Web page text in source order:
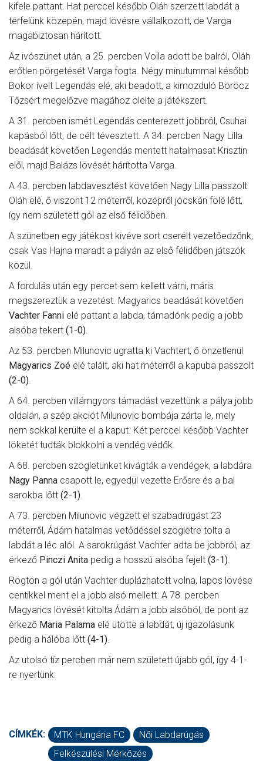
kifele pattant. Hat perccel később Oláh szerzett labdát a
térfelünk közepén, majd lövésre vállalkozott, de Varga
magabiztosan hárított.
Az ivószünet után, a 25. percben Voila adott be balról, Oláh
erőtlen pörgetését Varga fogta. Négy minutummal később
Bokor ívelt Legendás elé, aki beadott, a kimozduló Böröcz
Tőzsért megelőzve magához ölelte a játékszert.
A 31. percben ismét Legendás centerezett jobbról, Csuhai
kapásból lőtt, de célt tévesztett. A 34. percben Nagy Lilla
beadását követően Legendás mentett hatalmasat Krisztin
elől, majd Balázs lövését hárította Varga.
A 43. percben labdavesztést követően Nagy Lilla passzolt
Oláh elé, ő viszont 12 méterről, középről jócskán fölé lőtt,
így nem született gól az első félidőben.
A szünetben egy játékost kivéve sort cserélt vezetőedzőnk,
csak Vas Hajna maradt a pályán az első félidőben játszók
közül.
A fordulás után egy percet sem kellett várni, máris
megszereztük a vezetést. Magyarics beadását követően
Vachter Fanni elé pattant a labda, támadónk pedig a jobb
alsóba tekert (1-0).
Az 53. percben Milunovic ugratta ki Vachtert, ő önzetlenül
Magyarics Zoé elé talált, aki hat méterről a kapuba passzolt
(2-0).
A 64. percben villámgyors támadást vezettünk a pálya jobb
oldalán, a szép akciót Milunovic bombája zárta le, mely
nem sokkal kerülte el a kaput. Két perccel később Vachter
löketét tudták blokkolni a vendég védők.
A 68. percben szögletünket kivágták a vendégek, a labdára
Nagy Panna csapott le, egyedül vezette Erősre és a bal
sarokba lőtt (2-1).
A 73. percben Milunovic végzett el szabadrúgást 23
méterről, Ádám hatalmas vetődéssel szögletre tolta a
labdát a léc alól. A sarokrúgást Vachter adta be jobbról, az
érkező Pinczi Anita pedig a hosszú alsóba fejelt (3-1).
Rögtön a gól után Vachter duplázhatott volna, lapos lövése
centikkel ment el a jobb alsó mellett. A 78. percben
Magyarics lövését kitolta Ádám a jobb alsóból, de pont az
érkező Maria Palama elé ütötte a labdát, új igazolásunk
pedig a hálóba lőtt (4-1).
Az utolsó tíz percben már nem született újabb gól, így 4-1-
re nyertünk.
CÍMKÉK: MTK Hungária FC
Női Labdarúgás
Felkészülési Mérkőzés